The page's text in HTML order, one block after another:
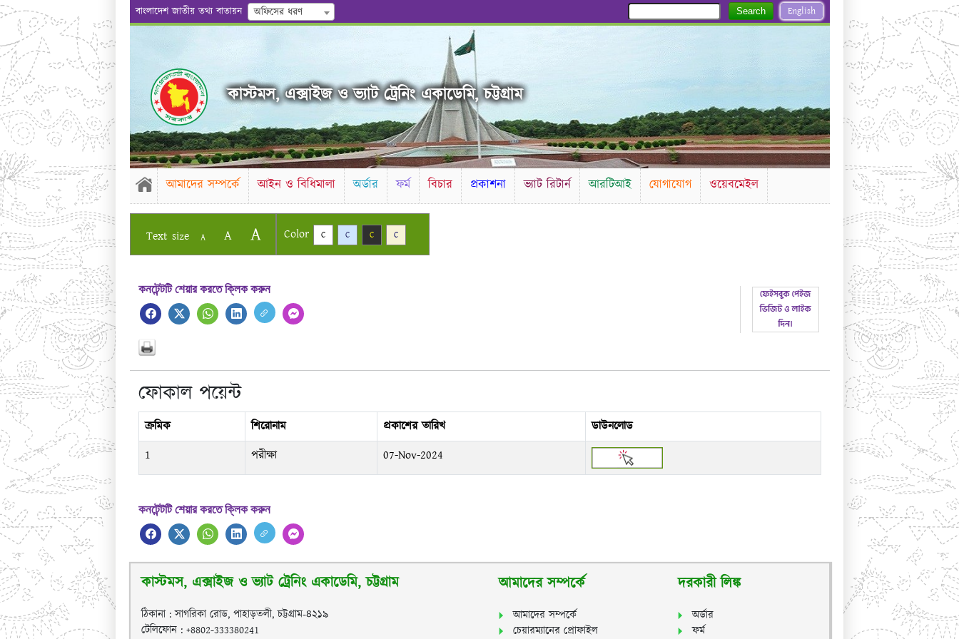
বাংলাদেশ জাতীয় তথ্য বাতায়ন অফিসের ধরণ English
Search
কাস্টমস, এক্সাইজ ও ভ্যাট ট্রেনিং একাডেমি, চট্টগ্রাম
আমাদের সম্পর্কে আইন ও বিধিমালা অর্ডার ফর্ম বিচার প্রকাশনা ভ্যাট রিটার্ন আরটিআই যোগাযোগ ওয়েবমেইল
Text size A A A Color C C C C
কনটেন্টটি শেয়ার করতে ক্লিক করুন
ফোকাল পয়েন্ট
ক্রমিক শিরোনাম প্রকাশের তারিখ
ডাউনলোড
1
পরীক্ষা 07-Nov-2024
কনটেন্টটি শেয়ার করতে ক্লিক করুন
কাস্টমস, এক্সাইজ ও ভ্যাট ট্রেনিং একাডেমি, চট্টগ্রাম
ঠিকানা : সাগরিকা রোড, পাহাড়তলী, চট্টগ্রাম-৪২১৯
টেলিফোন : +8802-333380241
আমাদের সম্পর্কে
আমাদের সম্পর্কে
চেয়ারম্যানের প্রোফাইল
দরকারী লিঙ্ক
অর্ডার
ফর্ম